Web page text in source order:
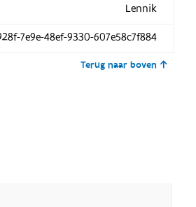
Lennik
7e9e-48ef-9330-607e58c7f884
Terug naar boven